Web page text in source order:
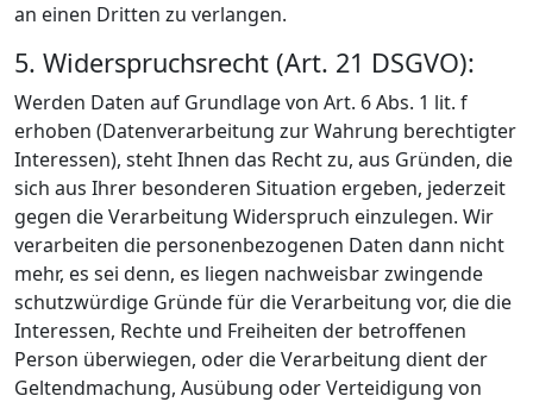
an einen Dritten zu verlangen.
5. Widerspruchsrecht (Art. 21 DSGVO):
Werden Daten auf Grundlage von Art. 6 Abs. 1 lit. f
erhoben (Datenverarbeitung zur Wahrung berechtigter
Interessen), steht Ihnen das Recht zu, aus Gründen, die
sich aus Ihrer besonderen Situation ergeben, jederzeit
gegen die Verarbeitung Widerspruch einzulegen. Wir
verarbeiten die personenbezogenen Daten dann nicht
mehr, es sei denn, es liegen nachweisbar zwingende
schutzwürdige Gründe für die Verarbeitung vor, die die
Interessen, Rechte und Freiheiten der betroffenen
Person überwiegen, oder die Verarbeitung dient der
Geltendmachung, Ausübung oder Verteidigung von